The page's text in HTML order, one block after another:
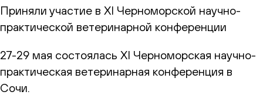
Приняли участие в XI Черноморской научно-
практической ветеринарной конференции
27-29 мая состоялась XI Черноморская научно-
практическая ветеринарная конференция в
Сочи.